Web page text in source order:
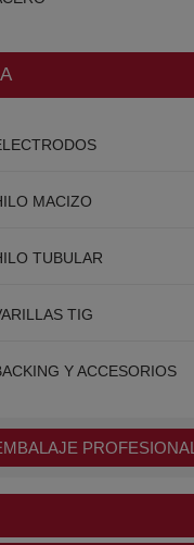
MACIZO
TUBULAR
TIG
Y ACCESORIOS
PROFESIONAL